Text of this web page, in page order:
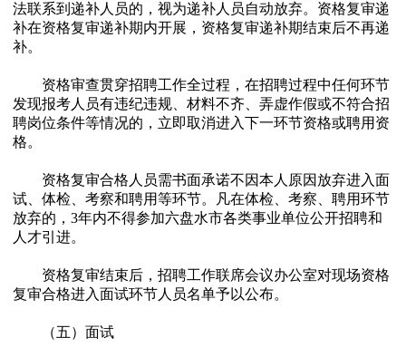
法联系到递补人员的，视为递补人员自动放弃。资格复审递
补在资格复审递补期内开展，资格复审递补期结束后不再递
补。
资格审查贯穿招聘工作全过程，在招聘过程中任何环节
发现报考人员有违纪违规、材料不齐、弄虚作假或不符合招
聘岗位条件等情况的，立即取消进入下一环节资格或聘用资
格。
资格复审合格人员需书面承诺不因本人原因放弃进入面
试、体检、考察和聘用等环节。凡在体检、考察、聘用环节
放弃的，3年内不得参加六盘水市各类事业单位公开招聘和
人才引进。
资格复审结束后，招聘工作联席会议办公室对现场资格
复审合格进入面试环节人员名单予以公布。
（五）面试